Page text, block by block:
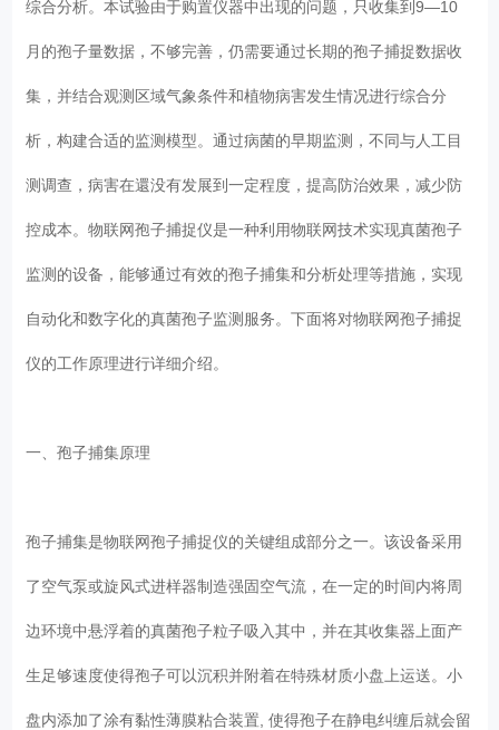
综合分析。本试验由于购置仪器中出现的问题，只收集到9—10
月的孢子量数据，不够完善，仍需要通过长期的孢子捕捉数据收
集，并结合观测区域气象条件和植物病害发生情况进行综合分
析，构建合适的监测模型。通过病菌的早期监测，不同与人工目
测调查，病害在還没有发展到一定程度，提高防治效果，减少防
控成本。物联网孢子捕捉仪是一种利用物联网技术实现真菌孢子
监测的设备，能够通过有效的孢子捕集和分析处理等措施，实现
自动化和数字化的真菌孢子监测服务。下面将对物联网孢子捕捉
仪的工作原理进行详细介绍。
一、孢子捕集原理
孢子捕集是物联网孢子捕捉仪的关键组成部分之一。该设备采用
了空气泵或旋风式进样器制造强固空气流，在一定的时间内将周
边环境中悬浮着的真菌孢子粒子吸入其中，并在其收集器上面产
生足够速度使得孢子可以沉积并附着在特殊材质小盘上运送。小
盘内添加了涂有黏性薄膜粘合装置, 使得孢子在静电纠缠后就会留